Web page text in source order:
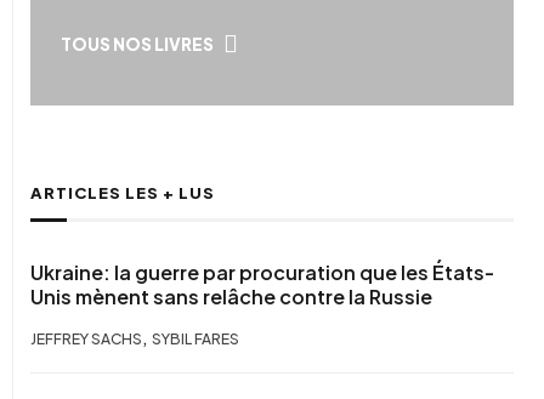
TOUS NOS LIVRES
ARTICLES LES + LUS
Ukraine: la guerre par procuration que les États-
Unis mènent sans relâche contre la Russie
JEFFREY SACHS , SYBIL FARES